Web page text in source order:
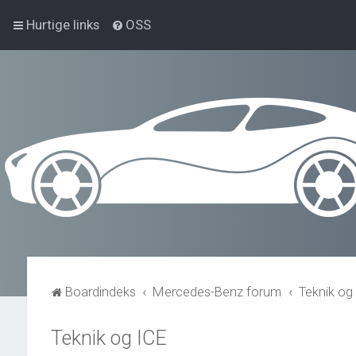
Hurtige links OSS
Boardindeks Mercedes-Benz forum Teknik og
Teknik og ICE